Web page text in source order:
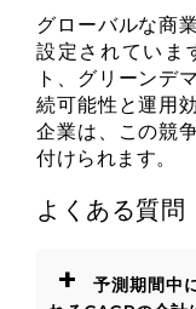
グローバルな商
設定されていま
ト、グリーンデ
続可能性と運用
企業は、この競
付けられます。
よくある質問
+
予測期間中